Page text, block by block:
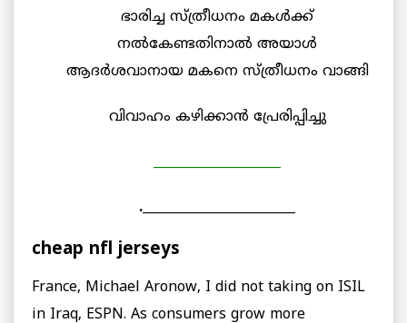
ഭാരിച്ച സ്ത്രീധനം മകള്‍ക്ക്
നല്‍കേണ്ടതിനാല്‍ അയാള്‍
ആദര്‍ശവാനായ മകനെ സ്ത്രീധനം വാങ്ങി
വിവാഹം കഴിക്കാന്‍ പ്രേരിപ്പിച്ചു
____________________
.________________________
cheap nfl jerseys
France, Michael Aronow, I did not taking on ISIL
in Iraq, ESPN. As consumers grow more